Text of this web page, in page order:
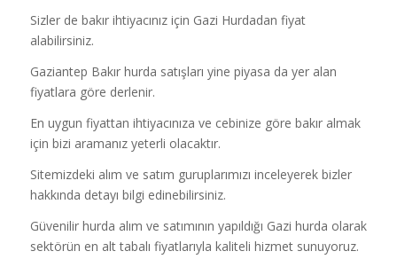
Sizler de bakır ihtiyacınız için Gazi Hurdadan fiyat
alabilirsiniz.
Gaziantep Bakır hurda satışları yine piyasa da yer alan
fiyatlara göre derlenir.
En uygun fiyattan ihtiyacınıza ve cebinize göre bakır almak
için bizi aramanız yeterli olacaktır.
Sitemizdeki alım ve satım guruplarımızı inceleyerek bizler
hakkında detayı bilgi edinebilirsiniz.
Güvenilir hurda alım ve satımının yapıldığı Gazi hurda olarak
sektörün en alt tabalı fiyatlarıyla kaliteli hizmet sunuyoruz.